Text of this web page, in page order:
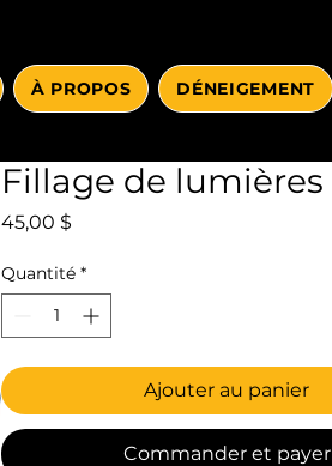
À PROPOS DÉNEIGEMENT
Fillage de lumières
45,00 $
Quantité *
Ajouter au panier
Commander et payer